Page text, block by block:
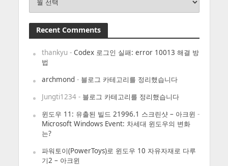
Recent Comments
thankyu - Codex 로그인 실패: error 10013 해결 방
법
archmond- 블로그 카테고리를 정리했습니다
Jungti1234- 블로그 카테고리를 정리했습니다
윈도우 11: 유출된 빌드 21996.1 스크린샷 – 아크윈 -
Microsoft Windows Event: 차세대 윈도우의 변화
는?
파워토이(PowerToys)로 윈도우 10 자유자재로 다루
기2 – 아크윈